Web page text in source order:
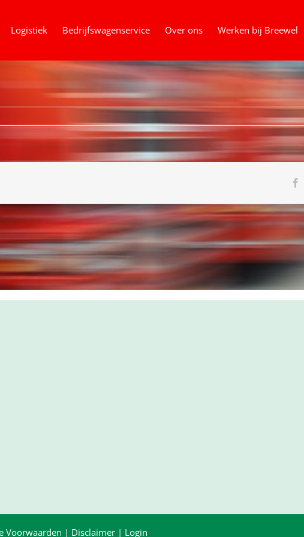
Logistiek Bedrijfswagenservice Over ons Werken bij Breewel
Voorwaarden | Disclaimer | Login